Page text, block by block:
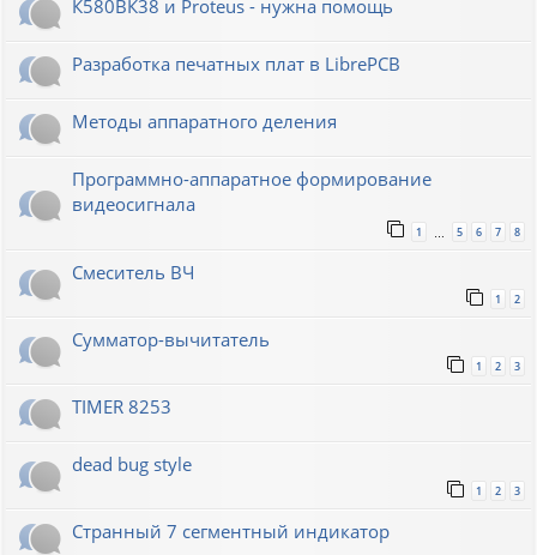
К580ВК38 и Proteus - нужна помощь
Разработка печатных плат в LibrePCB
Методы аппаратного деления
Программно-аппаратное формирование
видеосигнала
1 5 6 7 8
Смеситель ВЧ
1 2
Сумматор-вычитатель
1 2 3
TIMER 8253
dead bug style
1 2 3
Странный 7 сегментный индикатор